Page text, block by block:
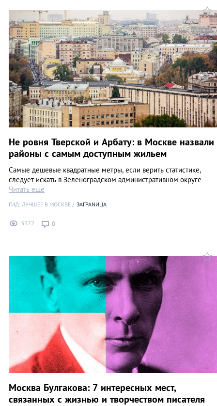
Не ровня Тверской и Арбату: в Москве назвали
районы с самым доступным жильем
Самые дешевые квадратные метры, если верить статистике,
следует искать в Зеленоградском административном округе
Читать еще
ГИД: ЛУЧШЕЕ В МОСКВЕ ЗАГРАNИЦА
3372 0
Москва Булгакова: 7 интересных мест,
связанных с жизнью и творчеством писателя